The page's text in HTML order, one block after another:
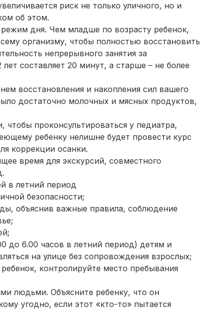
риск не только уличного, но и
об этом.
дня. Чем младше по возрасту ребенок,
организму, чтобы полностью восстановить
непрерывного занятия за
составляет 20 минут, а старше – не более
восстановления и накопления сил вашего
достаточно молочных и мясных продуктов,
проконсультироваться у педиатра,
ребенку нелишне будет провести курс
коррекции осанки.
время для экскурсий, совместного
в летний период
безопасности;
объяснив важные правила, соблюдение
до 6.00 часов в летний период) детям и
на улице без сопровождения взрослых;
контролируйте место пребывания
людьми. Объясните ребенку, что он
угодно, если этот «кто-то» пытается